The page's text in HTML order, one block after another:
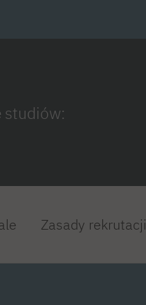
studiów:
Zasady rekrutacji